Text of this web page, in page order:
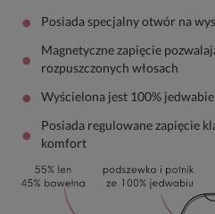
• Posiada specjalny otwór na
•
Magnetyczne zapięcie
rozpuszczonych włosach
• Wyścielona jest 100%
•
Posiada regulowane zapięcie
komfort